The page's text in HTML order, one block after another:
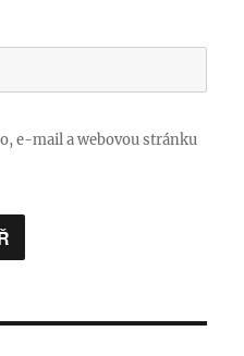
e-mail a webovou stránku